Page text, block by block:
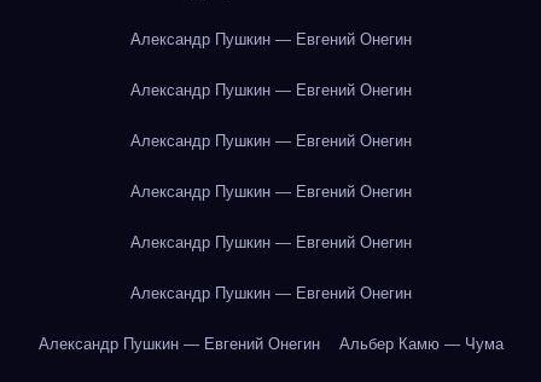
Александр Пушкин — Евгений Онегин
Александр Пушкин — Евгений Онегин
Александр Пушкин — Евгений Онегин
Александр Пушкин — Евгений Онегин
Александр Пушкин — Евгений Онегин
Александр Пушкин — Евгений Онегин
Александр Пушкин — Евгений Онегин Альбер Камю — Чума